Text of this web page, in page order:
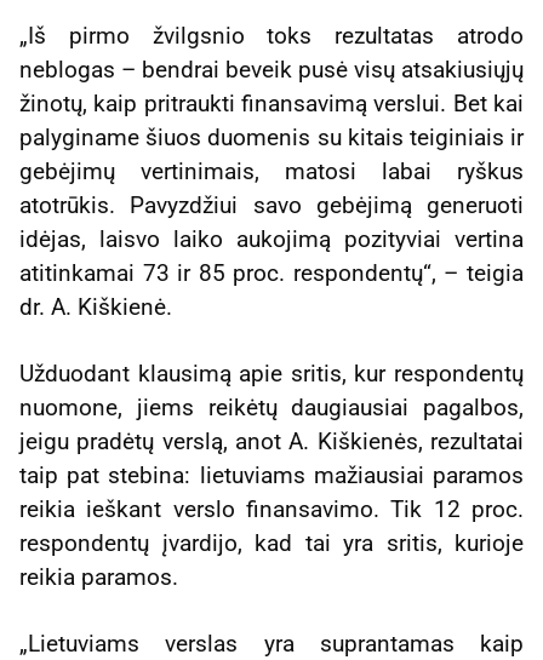
„Iš pirmo žvilgsnio toks rezultatas atrodo
neblogas – bendrai beveik pusė visų atsakiusiųjų
žinotų, kaip pritraukti finansavimą verslui. Bet kai
palyginame šiuos duomenis su kitais teiginiais ir
gebėjimų vertinimais, matosi labai ryškus
atotrūkis. Pavyzdžiui savo gebėjimą generuoti
idėjas, laisvo laiko aukojimą pozityviai vertina
atitinkamai 73 ir 85 proc. respondentų“, – teigia
dr. A. Kiškienė.
Užduodant klausimą apie sritis, kur respondentų
nuomone, jiems reikėtų daugiausiai pagalbos,
jeigu pradėtų verslą, anot A. Kiškienės, rezultatai
taip pat stebina: lietuviams mažiausiai paramos
reikia ieškant verslo finansavimo. Tik 12 proc.
respondentų įvardijo, kad tai yra sritis, kurioje
reikia paramos.
„Lietuviams verslas yra suprantamas kaip